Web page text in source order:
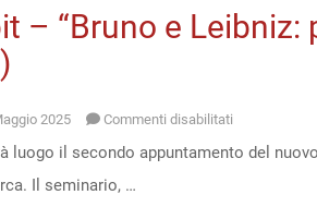
– “Bruno e Leibniz:
2025 Commenti disabilitati
I
luogo il secondo appuntamento del
Il seminario, …